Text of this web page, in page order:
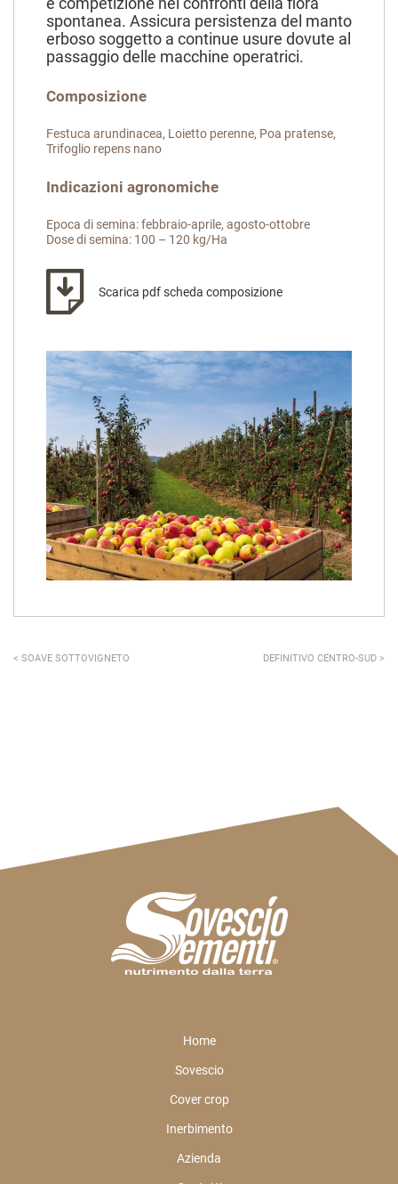
e competizione nei confronti della flora
spontanea. Assicura persistenza del manto
erboso soggetto a continue usure dovute al
passaggio delle macchine operatrici.
Composizione
Festuca arundinacea, Loietto perenne, Poa pratense,
Trifoglio repens nano
Indicazioni agronomiche
Epoca di semina: febbraio-aprile, agosto-ottobre
Dose di semina: 100 – 120 kg/Ha
Scarica pdf scheda composizione
< SOAVE SOTTOVIGNETO DEFINITIVO CENTRO-SUD >
Home
Sovescio
Cover crop
Inerbimento
Azienda